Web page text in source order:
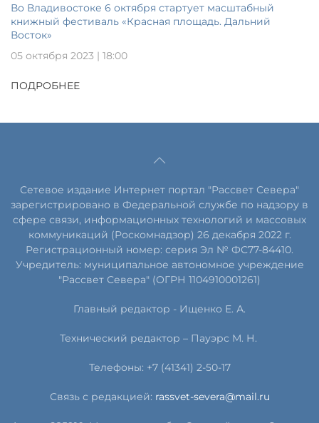
Во Владивостоке 6 октября стартует масштабный
книжный фестиваль «Красная площадь. Дальний
Восток»
05 октября 2023 | 18:00
ПОДРОБНЕЕ
Сетевое издание Интернет портал "Рассвет Севера"
зарегистрировано в Федеральной службе по надзору в
сфере связи, информационных технологий и массовых
коммуникаций (Роскомнадзор) 26 декабря 2022 г.
Регистрационный номер: серия Эл № ФС77-84410.
Учредитель: муниципальное автономное учреждение
"Рассвет Севера" (ОГРН 1104910001261)
Главный редактор - Ищенко Е. А.
Технический редактор – Пауэрс М. Н.
Телефоны: +7 (41341) 2-50-17
Связь с редакцией: rassvet-severa@mail.ru